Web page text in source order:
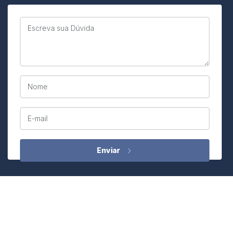
Escreva sua Dúvida
Nome
E-mail